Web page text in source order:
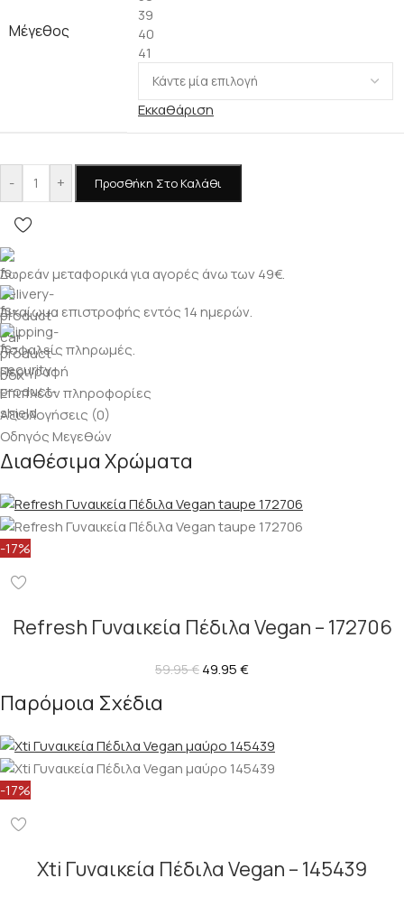
Μέγεθος
39
40
41
Εκκαθάριση
- + Προσθήκη Στο Καλάθι
Δωρεάν μεταφορικά για αγορές άνω των 49€.
Δικαίωμα επιστροφής εντός 14 ημερών.
Ασφαλείς πληρωμές.
Περιγραφή
Επιπλέον πληροφορίες
Αξιολογήσεις (0)
Οδηγός Μεγεθών
Διαθέσιμα Χρώματα
-17%
Refresh Γυναικεία Πέδιλα Vegan – 172706
59.95€ 49.95€
Παρόμοια Σχέδια
-17%
Xti Γυναικεία Πέδιλα Vegan – 145439